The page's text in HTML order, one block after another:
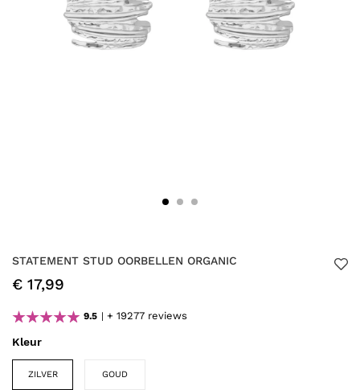
STATEMENT STUD OORBELLEN ORGANIC
Kleur
ZILVER GOUD
9.5 + 19277 reviews
€ 17,99